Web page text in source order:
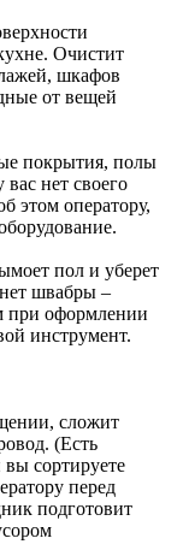
Очистит
шкафов
от вещей
покрытия, полы
нет своего
этом оператору,
пол и уберет
швабры –
при оформлении
инструмент.
сложит
(Есть
сортируете
перед
подготовит